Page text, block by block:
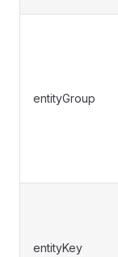
entityGroup
entityKey